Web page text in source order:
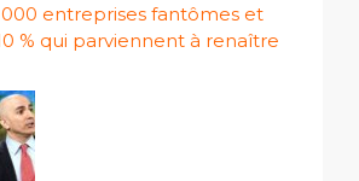
entreprises fantômes et
% qui parviennent à renaître